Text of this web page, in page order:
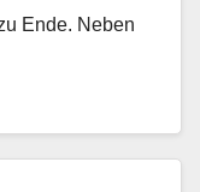
Ende. Neben